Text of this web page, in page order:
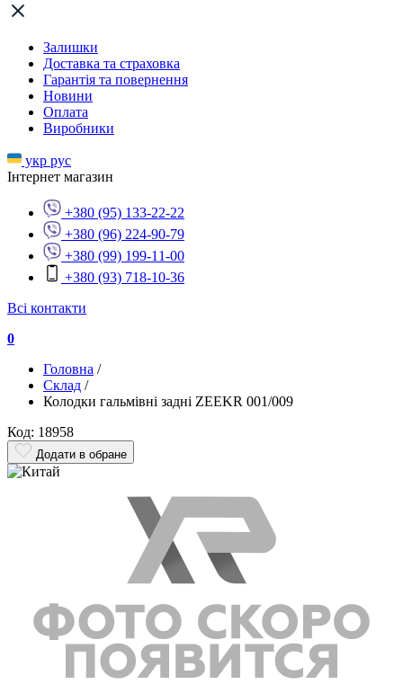
Залишки
Доставка та страховка
Гарантія та повернення
Новини
Оплата
Виробники
укр рус
Інтернет магазин
+380 (95) 133-22-22
+380 (96) 224-90-79
+380 (99) 199-11-00
+380 (93) 718-10-36
Всі контакти
0
Головна /
Склад /
Колодки гальмівні задні ZEEKR 001/009
Код: 18958
Додати в обране